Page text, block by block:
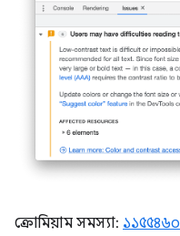
ক্রোমিয়াম সমস্যা: ১১৫৫৪৬০